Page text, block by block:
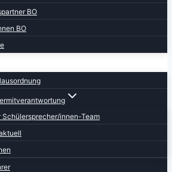
BO
BO
Schülersprecher/innen-Team